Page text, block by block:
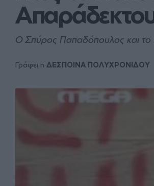
Ο Σπύρος Παπαδόπουλος και το
Γράφει η ΔΕΣΠΟΙΝΑ ΠΟΛΥΧΡΟΝΙΔΟΥ